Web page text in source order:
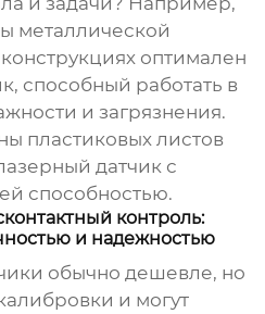
металлической
оптимален
способный работать в
и загрязнения.
пластиковых листов
датчик с
способностью.
контроль:
и надежностью
обычно дешевле, но
и могут